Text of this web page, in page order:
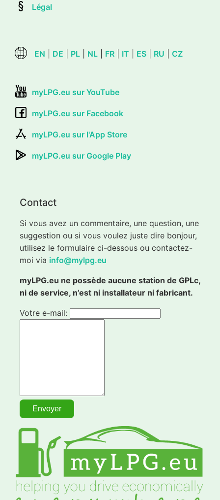
Légal
EN DE PL NL FR IT ES RU CZ
myLPG.eu sur YouTube
myLPG.eu sur Facebook
myLPG.eu sur l'App Store
myLPG.eu sur Google Play
Contact
Si vous avez un commentaire, une question, une
suggestion ou si vous voulez juste dire bonjour,
utilisez le formulaire ci-dessous ou contactez-
moi via info@mylpg.eu
myLPG.eu ne possède aucune station de GPLc,
ni de service, n’est ni installateur ni fabricant.
Votre e-mail: